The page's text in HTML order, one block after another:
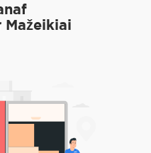
Mažeikiai